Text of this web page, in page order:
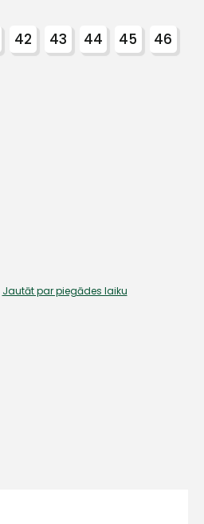
42 43 44 45
46
Jautāt par piegādes laiku